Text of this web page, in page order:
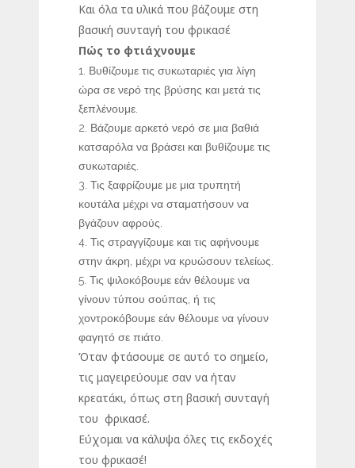
Και όλα τα υλικά που βάζουμε στη
βασική συνταγή του φρικασέ
Πώς το φτιάχνουμε
Βυθίζουμε τις συκωταριές για λίγη
ώρα σε νερό της βρύσης και μετά τις
ξεπλένουμε.
Βάζουμε αρκετό νερό σε μια βαθιά
κατσαρόλα να βράσει και βυθίζουμε τις
συκωταριές.
Τις ξαφρίζουμε με μια τρυπητή
κουτάλα μέχρι να σταματήσουν να
βγάζουν αφρούς.
Τις στραγγίζουμε και τις αφήνουμε
στην άκρη, μέχρι να κρυώσουν τελείως.
Τις ψιλοκόβουμε εάν θέλουμε να
γίνουν τύπου σούπας, ή τις
χοντροκόβουμε εάν θέλουμε να γίνουν
φαγητό σε πιάτο.
Όταν φτάσουμε σε αυτό το σημείο,
τις μαγειρεύουμε σαν να ήταν
κρεατάκι, όπως στη βασική συνταγή
του φρικασέ.
Εύχομαι να κάλυψα όλες τις εκδοχές
του φρικασέ!